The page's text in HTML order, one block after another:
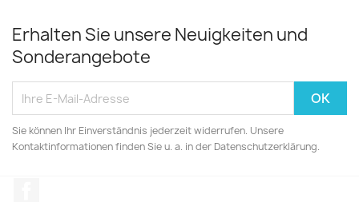
Erhalten Sie unsere Neuigkeiten und
Sonderangebote
Sie können Ihr Einverständnis jederzeit widerrufen. Unsere
Kontaktinformationen finden Sie u. a. in der Datenschutzerklärung.